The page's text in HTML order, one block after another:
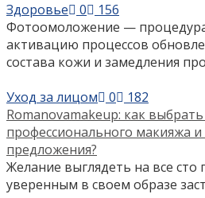
Здоровье
0
156
Фотоомоложение —
активацию процессов
состава кожи и замедления
Уход за лицом
0
182
Romanovamakeup: как
профессионального макияжа
предложения?
Желание выглядеть на все
уверенным в своем образе